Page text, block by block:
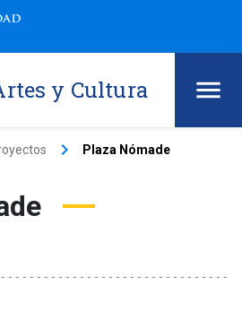
y Cultura
keyboard_arrow_right Plaza Nómade